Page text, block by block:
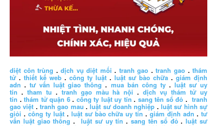
diệt côn trùng .dịch vụ diệt mối . tranh gao .tranh gao .thám
tử . thiết kế web . công ty luật . luật sư bào chữa . giám định
adn .tư vấn luật giao thông . mua bán công ty. luật sư uy
tín . tham tu . tranh gạo màu hà nội .dịch vụ thám tử uy
tín .thám tử quận 6. công ty luật uy tín . sang tên sổ đỏ .tranh
gao việt .tranh gao mau .luật sư doanh nghiệp .luật sư hình sự
giỏi . công ty luật. luật sư bào chữa uy tín .giám định adn .tư
vấn luật giao thông . luật sư uy tín .sang tên sổ đỏ.luật sư